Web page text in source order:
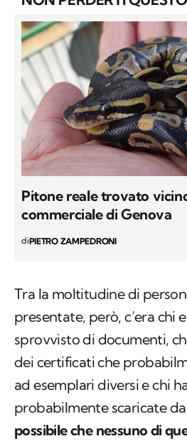
Pitone reale trovato
commerciale di Genova
diPIETRO ZAMPEDRONI
Tra la moltitudine di
presentate, però, c’era chi
sprovvisto di documenti,
dei certificati che
ad esemplari diversi e chi
probabilmente scaricate
possibile che nessuno di